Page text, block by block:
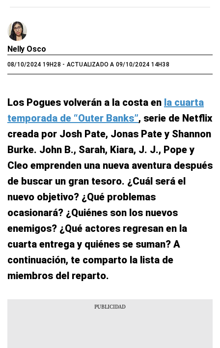
Nelly Osco
08/10/2024 19H28 - ACTUALIZADO A 09/10/2024 14H38
Los Pogues volverán a la costa en la cuarta
temporada de “Outer Banks”, serie de Netflix
creada por Josh Pate, Jonas Pate y Shannon
Burke. John B., Sarah, Kiara, J. J., Pope y
Cleo emprenden una nueva aventura después
de buscar un gran tesoro. ¿Cuál será el
nuevo objetivo? ¿Qué problemas
ocasionará? ¿Quiénes son los nuevos
enemigos? ¿Qué actores regresan en la
cuarta entrega y quiénes se suman? A
continuación, te comparto la lista de
miembros del reparto.